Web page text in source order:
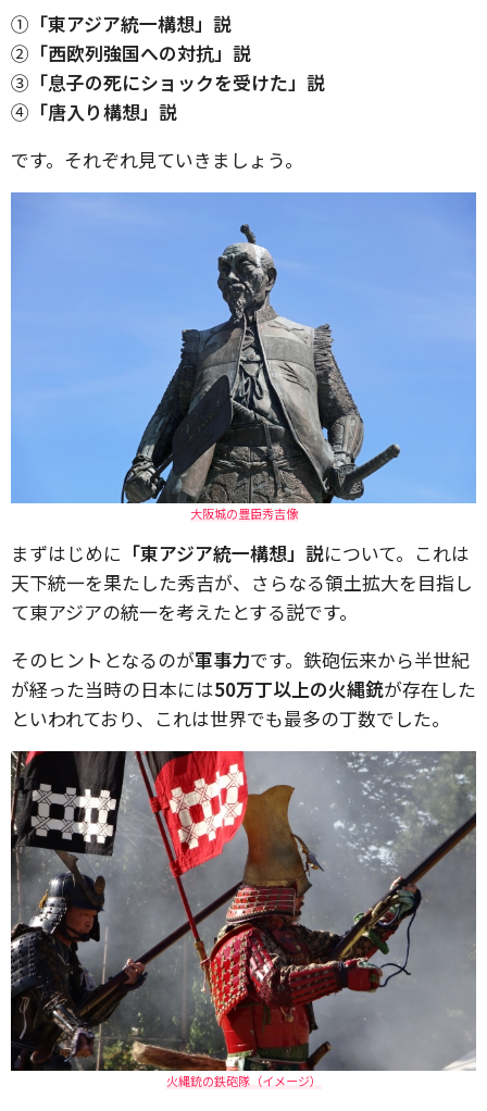
① 「東アジア統一構想」説
② 「西欧列強国への対抗」説
③ 「息子の死にショックを受けた」説
④ 「唐入り構想」説
です。それぞれ見ていきましょう。
大阪城の豊臣秀吉像
まずはじめに 「東アジア統一構想」説について。これは
天下統一を果たした秀吉が、さらなる領土拡大を目指し
て東アジアの統一を考えたとする説です。
そのヒントとなるのが軍事力です。鉄砲伝来から半世紀
が経った当時の日本には50万丁以上の火縄銃が存在した
といわれており、これは世界でも最多の丁数でした。
火縄銃の鉄砲隊（イメージ）